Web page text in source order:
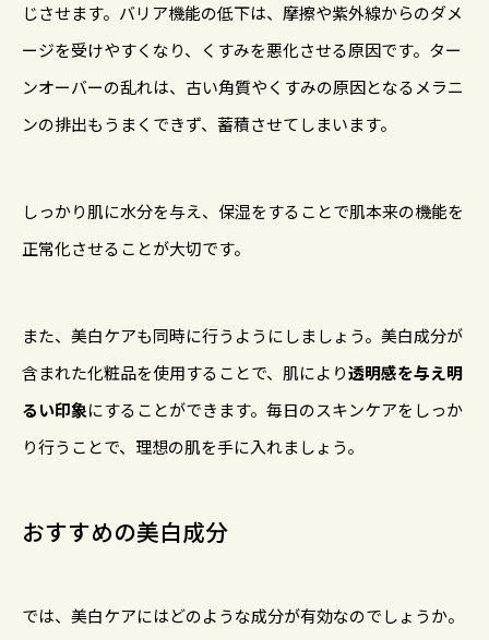
じさせます。バリア機能の低下は、摩擦や紫外線からのダメ
ージを受けやすくなり、くすみを悪化させる原因です。ター
ンオーバーの乱れは、古い角質やくすみの原因となるメラニ
ンの排出もうまくできず、蓄積させてしまいます。
しっかり肌に水分を与え、保湿をすることで肌本来の機能を
正常化させることが大切です。
また、美白ケアも同時に行うようにしましょう。美白成分が
含まれた化粧品を使用することで、肌により透明感を与え明
るい印象にすることができます。毎日のスキンケアをしっか
り行うことで、理想の肌を手に入れましょう。
おすすめの美白成分
では、美白ケアにはどのような成分が有効なのでしょうか。